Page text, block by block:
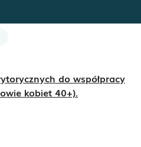
do współpracy
kobiet 40+).